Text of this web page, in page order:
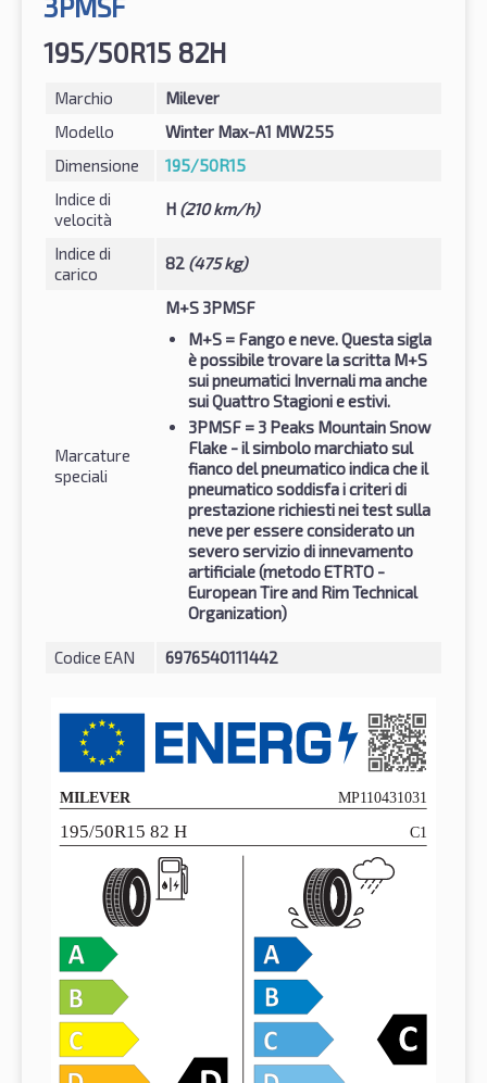
3PMSF
195/50R15 82H
Marchio
Milever
Modello
Winter Max-A1 MW255
Dimensione
195/50R15
Indice di
velocità
H (210 km/h)
Indice di
carico
82 (475 kg)
Marcature
speciali
M+S 3PMSF
M+S = Fango e neve. Questa sigla
è possibile trovare la scritta M+S
sui pneumatici Invernali ma anche
sui Quattro Stagioni e estivi.
3PMSF = 3 Peaks Mountain Snow
Flake - il simbolo marchiato sul
fianco del pneumatico indica che il
pneumatico soddisfa i criteri di
prestazione richiesti nei test sulla
neve per essere considerato un
severo servizio di innevamento
artificiale (metodo ETRTO -
European Tire and Rim Technical
Organization)
Codice EAN 6976540111442